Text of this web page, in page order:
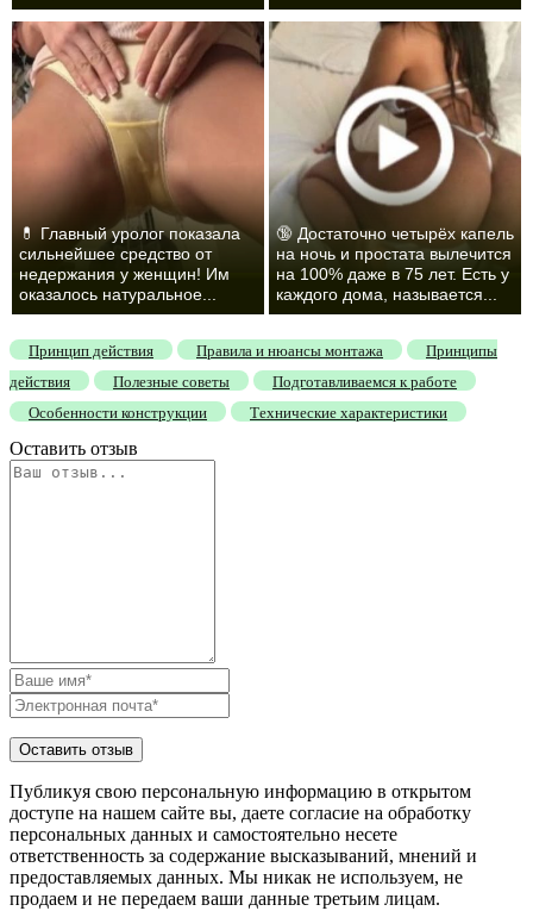
💊 Главный уролог показала
сильнейшее средство от
недержания у женщин! Им
оказалось натуральное...
🔞 Достаточно четырёх капель
на ночь и простата вылечится
на 100% даже в 75 лет. Есть у
каждого дома, называется...
Принцип действия Правила и нюансы монтажа
Принципы
действия
Полезные советы
Подготавливаемся к работе
Особенности конструкции
Технические характеристики
Оставить отзыв
Публикуя свою персональную информацию в открытом
доступе на нашем сайте вы, даете согласие на обработку
персональных данных и самостоятельно несете
ответственность за содержание высказываний, мнений и
предоставляемых данных. Мы никак не используем, не
продаем и не передаем ваши данные третьим лицам.